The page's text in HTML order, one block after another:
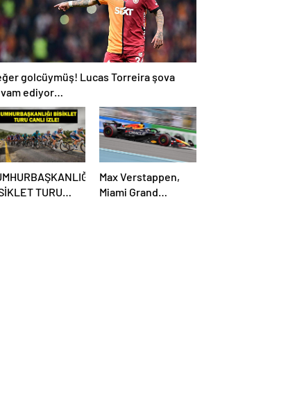
golcüymüş! Lucas Torreira şova
ediyor…
TURU
Max Verstappen,
Miami Grand